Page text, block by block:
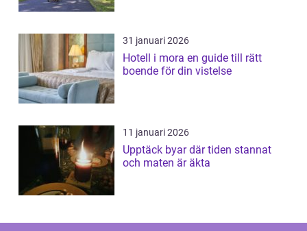
31 januari 2026
Hotell i mora en guide till rätt
boende för din vistelse
11 januari 2026
Upptäck byar där tiden stannat
och maten är äkta